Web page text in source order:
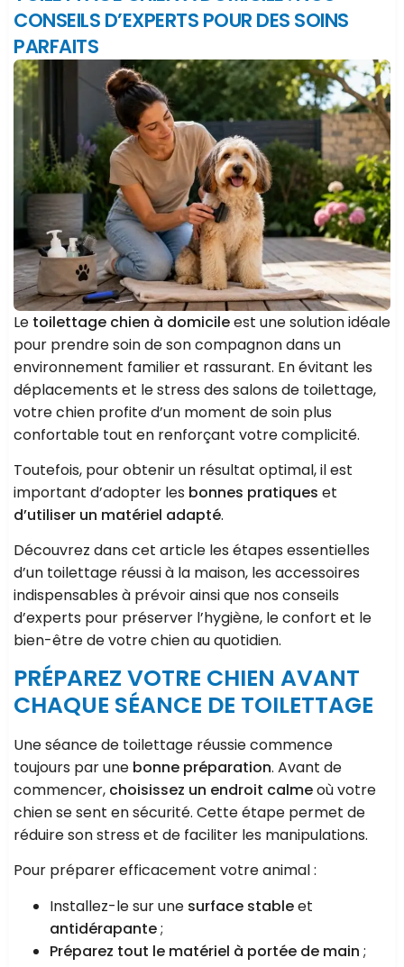
CONSEILS D’EXPERTS POUR DES SOINS
PARFAITS
Le toilettage chien à domicileest une solution idéale
pour prendre soin de son compagnon dans un
environnement familier et rassurant. En évitant les
déplacements et le stress des salons de toilettage,
votre chien profite d’un moment de soin plus
confortable tout en renforçant votre complicité.
Toutefois, pour obtenir un résultat optimal, il est
important d’adopter les bonnes pratiques et
d’utiliser un matériel adapté.
Découvrez dans cet article les étapes essentielles
d’un toilettage réussi à la maison, les accessoires
indispensables à prévoir ainsi que nos conseils
d’experts pour préserver l’hygiène, le confort et le
bien-être de votre chien au quotidien.
PRÉPAREZ VOTRE CHIEN AVANT
CHAQUE SÉANCE DE TOILETTAGE
Une séance de toilettage réussie commence
toujours par une bonne préparation. Avant de
commencer, choisissez un endroit calmeoù votre
chien se sent en sécurité. Cette étape permet de
réduire son stress et de faciliter les manipulations.
Pour préparer efficacement votre animal :
Installez-le sur une surface stableet
antidérapante;
Préparez tout le matériel à portée de main ;